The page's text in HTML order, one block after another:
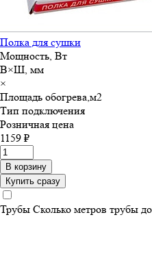
Полка для сушки
Мощность, Вт
В×Ш, мм
×
Площадь обогрева,м2
Тип подключения
Розничная цена
1159 ₽
В корзину
Купить сразу
Трубы Сколько метров трубы